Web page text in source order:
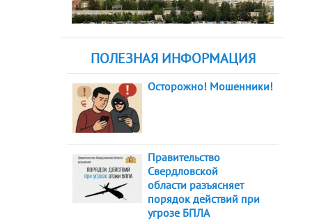
ПОЛЕЗНАЯ ИНФОРМАЦИЯ
Осторожно! Мошенники!
Правительство
Свердловской
области разъясняет
порядок действий при
угрозе БПЛА